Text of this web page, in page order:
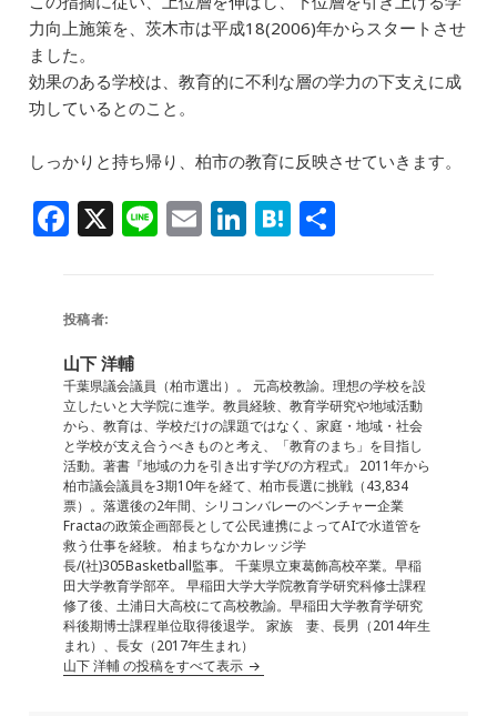
力向上施策を、茨木市は平成18(2006)年からスタートさせ
ました。
効果のある学校は、教育的に不利な層の学力の下支えに成
功しているとのこと。
しっかりと持ち帰り、柏市の教育に反映させていきます。
F
e
b
o
o
k
X Li E Li
n
H
投稿者:
山下 洋輔
千葉県議会議員（柏市選出）。 元高校教諭。理想の学校を設
立したいと大学院に進学。教員経験、教育学研究や地域活動
から、教育は、学校だけの課題ではなく、家庭・地域・社会
と学校が支え合うべきものと考え、「教育のまち」を目指し
活動。著書『地域の力を引き出す学びの方程式』 2011年から
柏市議会議員を3期10年を経て、柏市長選に挑戦（43,834
票）。落選後の2年間、シリコンバレーのベンチャー企業
Fractaの政策企画部長として公民連携によってAIで水道管を
救う仕事を経験。 柏まちなかカレッジ学
長/(社)305Basketball監事。 千葉県立東葛飾高校卒業。早稲
田大学教育学部卒。 早稲田大学大学院教育学研究科修士課程
修了後、土浦日大高校にて高校教諭。早稲田大学教育学研究
科後期博士課程単位取得後退学。 家族 妻、長男（2014年生
まれ）、長女（2017年生まれ）
山下 洋輔 の投稿をすべて表示